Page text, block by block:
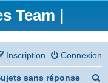
Team |
Connexion
Inscription
sans réponse